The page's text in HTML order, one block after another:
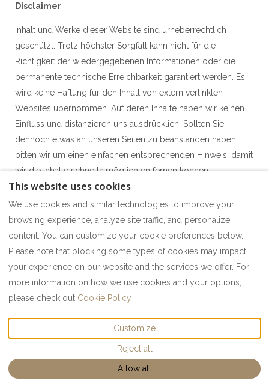
Disclaimer
Inhalt und Werke dieser Website sind urheberrechtlich
geschützt. Trotz höchster Sorgfalt kann nicht für die
Richtigkeit der wiedergegebenen Informationen oder die
permanente technische Erreichbarkeit garantiert werden. Es
wird keine Haftung für den Inhalt von extern verlinkten
Websites übernommen. Auf deren Inhalte haben wir keinen
Einfluss und distanzieren uns ausdrücklich. Sollten Sie
dennoch etwas an unseren Seiten zu beanstanden haben,
bitten wir um einen einfachen entsprechenden Hinweis, damit
wir die Inhalte schnellstmöglich entfernen können.
Contact
Email:
©2026 chaletradern.at All
rights reserved
Lodgify
This website uses cookies
We use cookies and similar technologies to improve your
browsing experience, analyze site traffic, and personalize
content. You can customize your cookie preferences below.
Please note that blocking some types of cookies may impact
your experience on our website and the services we offer. For
more information on how we use cookies and your options,
please check out Cookie Policy
Customize
Reject all
Allow all